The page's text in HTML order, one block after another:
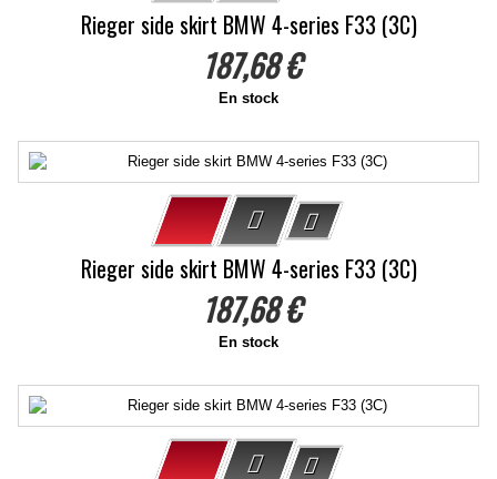
Rieger side skirt BMW 4-series F33 (3C)
187,68 €
En stock
Rieger side skirt BMW 4-series F33 (3C)
187,68 €
En stock